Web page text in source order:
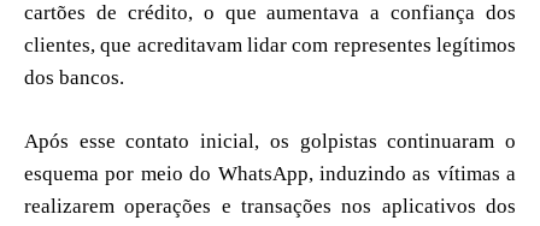
cartões de crédito, o que aumentava a confiança dos
clientes, que acreditavam lidar com representes legítimos
dos bancos.
Após esse contato inicial, os golpistas continuaram o
esquema por meio do WhatsApp, induzindo as vítimas a
realizarem operações e transações nos aplicativos dos